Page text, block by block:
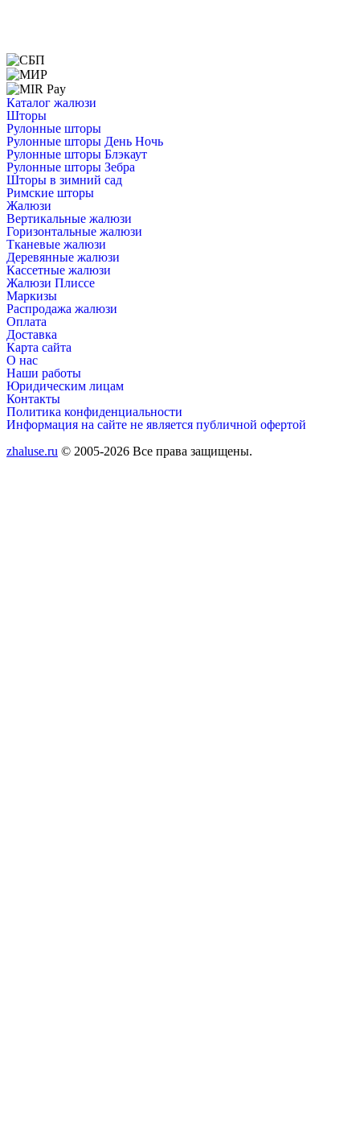
Каталог жалюзи
Шторы
Рулонные шторы
Рулонные шторы День Ночь
Рулонные шторы Блэкаут
Рулонные шторы Зебра
Шторы в зимний сад
Римские шторы
Жалюзи
Вертикальные жалюзи
Горизонтальные жалюзи
Тканевые жалюзи
Деревянные жалюзи
Кассетные жалюзи
Жалюзи Плиссе
Маркизы
Распродажа жалюзи
Оплата
Доставка
Карта сайта
О нас
Наши работы
Юридическим лицам
Контакты
Политика конфиденциальности
Информация на сайте не является публичной офертой
zhaluse.ru © 2005-2026 Все права защищены.